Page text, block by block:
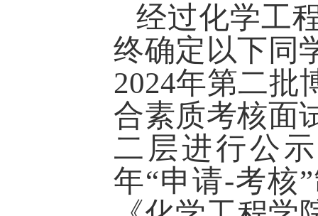
经过化学工
终确定以下同
2024年第二批
合素质考核面
二层进行公
年“申请-考核